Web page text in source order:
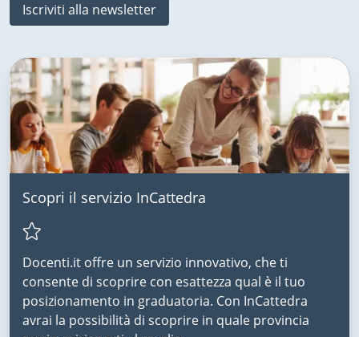
Iscriviti alla newsletter
Scopri il servizio InCattedra
Docenti.it offre un servizio innovativo, che ti
consente di scoprire con esattezza qual è il tuo
posizionamento in graduatoria. Con InCattedra
avrai la possibilità di scoprire in quale provincia